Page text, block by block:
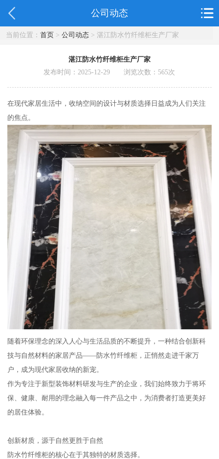
公司动态
当前位置： 首页> 公司动态> 湛江防水竹纤维柜生产厂家
湛江防水竹纤维柜生产厂家
发布时间：2025-12-29 浏览次数： 565次
在现代家居生活中，收纳空间的设计与材质选择日益成为人们关注
的焦点。
随着环保理念的深入人心与生活品质的不断提升，一种结合创新科
技与自然材料的家居产品——防水竹纤维柜，正悄然走进千家万
户，成为现代家居收纳的新宠。
作为专注于新型装饰材料研发与生产的企业，我们始终致力于将环
保、健康、耐用的理念融入每一件产品之中，为消费者打造更美好
的居住体验。
创新材质，源于自然更胜于自然
防水竹纤维柜的核心在于其独特的材质选择。